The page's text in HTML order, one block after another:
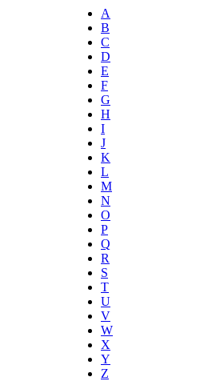
A
B
C
D
E
F
G
H
I
J
K
L
M
N
O
P
Q
R
S
T
U
V
W
X
Y
Z